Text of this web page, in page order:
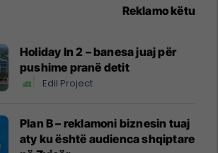
Reklamo këtu
Holiday In 2 – banesa juaj për
pushime pranë detit
Edil Project
Plan B – reklamoni biznesin tuaj
aty ku është audienca shqiptare